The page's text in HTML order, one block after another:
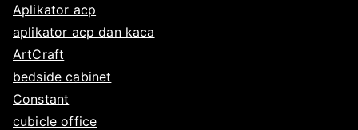
Aplikator acp
aplikator acp dan kaca
ArtCraft
bedside cabinet
Constant
cubicle office